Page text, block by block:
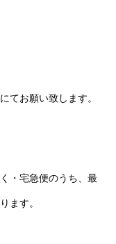
てお願い致します。
・宅急便のうち、最
ます。